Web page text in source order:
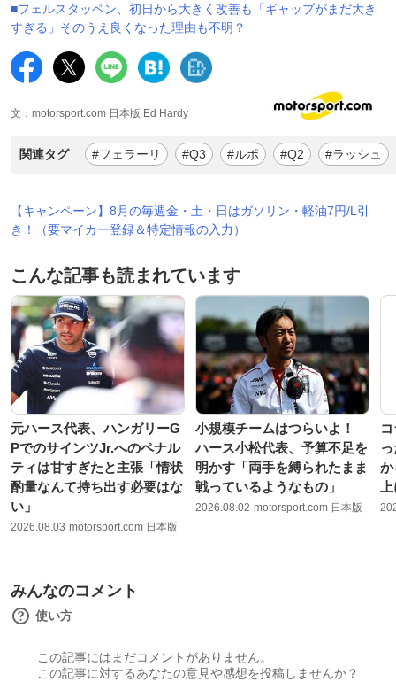
■フェルスタッペン、初日から大きく改善も「ギャップがまだ大き
すぎる」そのうえ良くなった理由も不明？
文：motorsport.com 日本版 Ed Hardy
関連タグ #フェラーリ #Q3 #ルポ #Q2 #ラッシュ
【キャンペーン】8月の毎週金・土・日はガソリン・軽油7円/L引
き！（要マイカー登録＆特定情報の入力）
こんな記事も読まれています
元ハース代表、ハンガリーG
PでのサインツJr.へのペナル
ティは甘すぎたと主張「情状
酌量なんて持ち出す必要はな
い」
2026.08.03 motorsport.com 日本版
小規模チームはつらいよ！
ハース小松代表、予算不足を
明かす「両手を縛られたまま
戦っているようなもの」
2026.08.02 motorsport.com 日本版
みんなのコメント
使い方
この記事にはまだコメントがありません。
この記事に対するあなたの意見や感想を投稿しませんか？